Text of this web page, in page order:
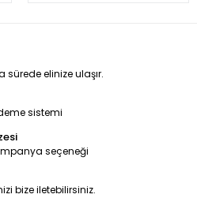
sürede elinize ulaşır.
sistemi
seçeneği
bize iletebilirsiniz.